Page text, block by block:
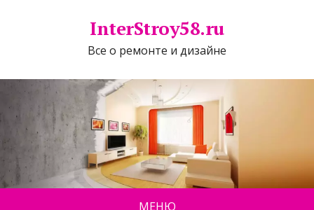
InterStroy58.ru
Все о ремонте и дизайне
МЕНЮ